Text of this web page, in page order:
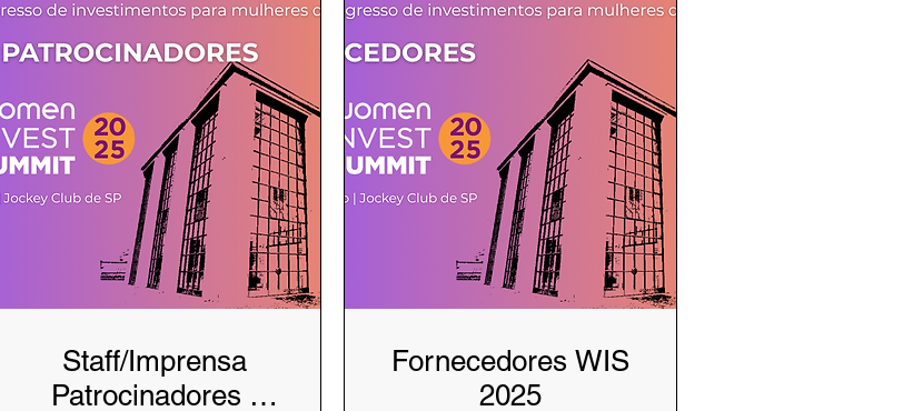
Staff/Imprensa
Patrocinadores -
Fornecedores WIS
2025